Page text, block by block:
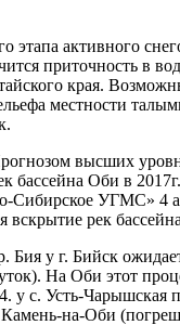
этапа активного
приточность в
края.
местности
высших
бассейна Оби в
УГМС» 4
вскрытие рек
Бия у г. Бийск
На Оби этот
у с. Усть-Чарышская
Камень-на-Оби